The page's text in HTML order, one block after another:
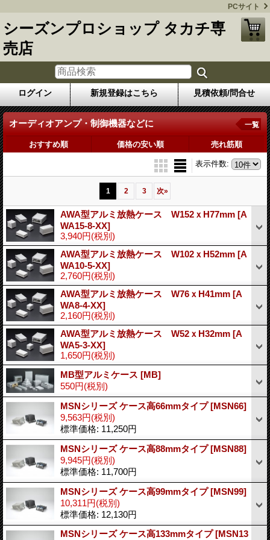
PCサイト
シーズンプロショップ タカチ専
売店
ログイン 新規登録はこちら 見積依頼/問合せ
オーディオアンプ・制御機器などに 一覧
おすすめ順 価格の安い順 売れ筋順
表示件数:
1 2 3 次»
AWA型アルミ放熱ケース W152ｘH77mm [A
WA15-8-XX]
3,940円(税別)
AWA型アルミ放熱ケース W102ｘH52mm [A
WA10-5-XX]
2,760円(税別)
AWA型アルミ放熱ケース W76ｘH41mm [A
WA8-4-XX]
2,160円(税別)
AWA型アルミ放熱ケース W52ｘH32mm [A
WA5-3-XX]
1,650円(税別)
MB型アルミケース [MB]
550円(税別)
MSNシリーズ ケース高66mmタイプ[MSN66]
9,563円(税別)
標準価格: 11,250円
MSNシリーズ ケース高88mmタイプ[MSN88]
9,945円(税別)
標準価格: 11,700円
MSNシリーズ ケース高99mmタイプ[MSN99]
10,311円(税別)
標準価格: 12,130円
MSNシリーズ ケース高133mmタイプ[MSN13